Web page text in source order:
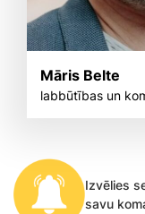
Māris Belte
labbūtības un
Izvēlies
savu